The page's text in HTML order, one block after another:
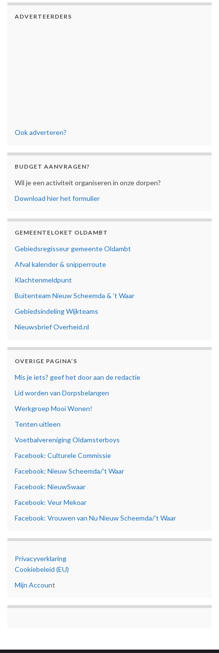
ADVERTEERDERS
Ook adverteren?
BUDGET AANVRAGEN?
Wil je een activiteit organiseren in onze dorpen?
Download hier het formulier
GEMEENTELOKET OLDAMBT
Gebiedsregisseur gemeente Oldambt
Afval kalender & snipperroute
Klachtenmeldpunt
Buitenteam Nieuw Scheemda & ’t Waar
Gebiedsindeling Wijkteams
Nieuwsbrief Overheid.nl
OVERIGE PAGINA’S
Mis je iets? geef het door aan de redactie
Lid worden van Dorpsbelangen
Werkgroep Mooi Wonen!
Tenten uitleen
Voetbalvereniging Oldamsterboys
Facebook: Culturele Commissie
Facebook: Nieuw Scheemda/’t Waar
Facebook: NieuwSwaar
Facebook: Veur Mekoar
Facebook: Vrouwen van Nu Nieuw Scheemda/’t Waar
Privacyverklaring
Cookiebeleid (EU)
Mijn Account